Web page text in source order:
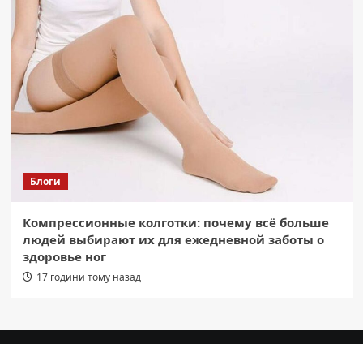
Блоги
Компрессионные колготки: почему всё больше
людей выбирают их для ежедневной заботы о
здоровье ног
17 години тому назад